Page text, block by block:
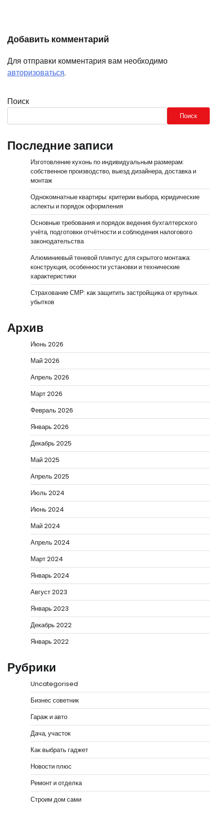
Добавить комментарий
Для отправки комментария вам необходимо
авторизоваться.
Поиск
Поиск
Последние записи
Изготовление кухонь по индивидуальным размерам:
собственное производство, выезд дизайнера, доставка и
монтаж
Однокомнатные квартиры: критерии выбора, юридические
аспекты и порядок оформления
Основные требования и порядок ведения бухгалтерского
учёта, подготовки отчётности и соблюдения налогового
законодательства
Алюминиевый теневой плинтус для скрытого монтажа:
конструкция, особенности установки и технические
характеристики
Страхование СМР: как защитить застройщика от крупных
убытков
Архив
Июнь 2026
Май 2026
Апрель 2026
Март 2026
Февраль 2026
Январь 2026
Декабрь 2025
Май 2025
Апрель 2025
Июль 2024
Июнь 2024
Май 2024
Апрель 2024
Март 2024
Январь 2024
Август 2023
Январь 2023
Декабрь 2022
Январь 2022
Рубрики
Uncategorised
Бизнес советник
Гараж и авто
Дача, участок
Как выбрать гаджет
Новости плюс
Ремонт и отделка
Строим дом сами